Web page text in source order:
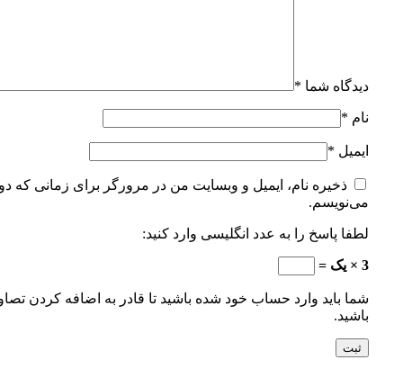
دیدگاه شما *
نام *
ایمیل *
ذخیره نام، ایمیل و وبسایت من در مرورگر برای زمانی که
می‌نویسم.
لطفا پاسخ را به عدد انگلیسی وارد کنید:
3 × یک =
شما باید وارد حساب خود شده باشید تا قادر به اضافه کردن
باشید.